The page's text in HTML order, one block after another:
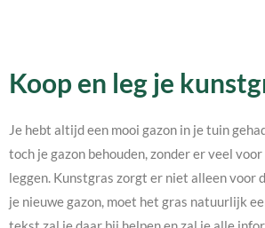
Koop en leg je
Je hebt altijd een mooi gazon in je tuin
toch je gazon behouden, zonder er veel
leggen. Kunstgras zorgt er niet alleen voor
je nieuwe gazon, moet het gras natuurlijk